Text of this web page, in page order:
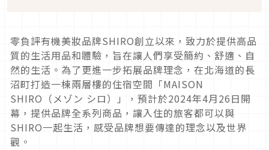
零負評有機美妝品牌SHIRO創立以來，致力於提供高品
質的生活用品和體驗，旨在讓人們享受簡約、舒適、自
然的生活。為了更進一步拓展品牌理念，在北海道的長
沼町打造一棟兩層樓的住宿空間「MAISON
SHIRO（メゾン シロ）」，預計於2024年4月26日開
幕，提供品牌全系列商品，讓入住的旅客都可以與
SHIRO一起生活，感受品牌想要傳達的理念以及世界
觀。